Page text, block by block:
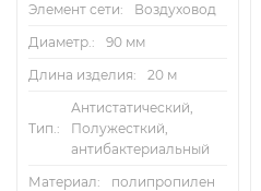
Элемент сети:
Воздуховод
Диаметр.:
90 мм
Длина изделия:
20 м
Тип.:
Антистатический,
Полужесткий,
антибактериальный
Материал:
полипропилен